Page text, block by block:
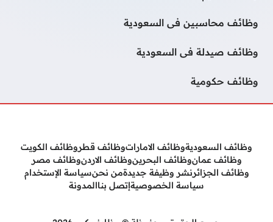
وظائف محاسبين فى السعودية
وظائف صيدلة فى السعودية
وظائف حكومية
وظائف السعوديةوظائف الاماراتوظائف قطروظائف الكويت
وظائف عمانوظائف البحرينوظائف الاردنوظائف مصر
وظائف الجزائرنشر وظيفة جديدةمن نحنسياسة الإستخدام
سياسة الخصوصيةإتصل بناالمدونة